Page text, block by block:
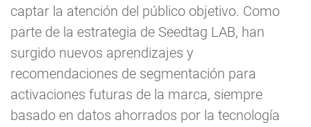
captar la atención del público objetivo. Como
parte de la estrategia de Seedtag LAB, han
surgido nuevos aprendizajes y
recomendaciones de segmentación para
activaciones futuras de la marca, siempre
basado en datos ahorrados por la tecnología